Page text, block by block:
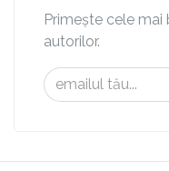
Primește cele
autorilor.